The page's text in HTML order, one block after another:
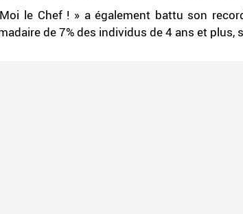
Moi le Chef ! » a également battu son
de 7% des individus de 4 ans et